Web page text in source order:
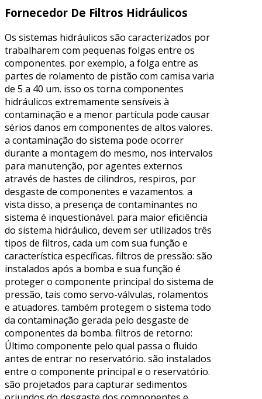
Fornecedor De Filtros Hidráulicos
Os sistemas hidráulicos são caracterizados por
trabalharem com pequenas folgas entre os
componentes. por exemplo, a folga entre as
partes de rolamento de pistão com camisa varia
de 5 a 40 um. isso os torna componentes
hidráulicos extremamente sensíveis à
contaminação e a menor partícula pode causar
sérios danos em componentes de altos valores.
a contaminação do sistema pode ocorrer
durante a montagem do mesmo, nos intervalos
para manutenção, por agentes externos
através de hastes de cilindros, respiros, por
desgaste de componentes e vazamentos. a
vista disso, a presença de contaminantes no
sistema é inquestionável. para maior eficiência
do sistema hidráulico, devem ser utilizados três
tipos de filtros, cada um com sua função e
característica específicas. filtros de pressão: são
instalados após a bomba e sua função é
proteger o componente principal do sistema de
pressão, tais como servo-válvulas, rolamentos
e atuadores. também protegem o sistema todo
da contaminação gerada pelo desgaste de
componentes da bomba. filtros de retorno:
Último componente pelo qual passa o fluido
antes de entrar no reservatório. são instalados
entre o componente principal e o reservatório.
são projetados para capturar sedimentos